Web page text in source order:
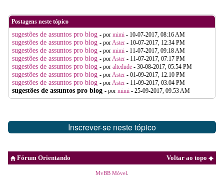
Postagens neste tópico
sugestões de assuntos pro blog - por mimi - 10-07-2017, 08:16 AM
sugestões de assuntos pro blog - porAster - 10-07-2017, 12:34 PM
sugestões de assuntos pro blog - por mimi - 11-07-2017, 09:18 AM
sugestões de assuntos pro blog - porAster - 11-07-2017, 07:17 PM
sugestões de assuntos pro blog - por altedude - 30-08-2017, 05:54 PM
sugestões de assuntos pro blog - porAster - 01-09-2017, 12:10 PM
sugestões de assuntos pro blog - porAster - 11-09-2017, 03:04 PM
sugestões de assuntos pro blog - por mimi - 25-09-2017, 09:53 AM
Inscrever-se neste tópico
Voltar ao topo
Fórum Orientando
MyBB Móvel